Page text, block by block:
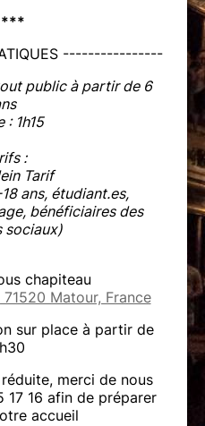
----------------
public à partir de 6
: 1h15
:
Tarif
ans, étudiant.es,
bénéficiaires des
sociaux)
chapiteau
Matour, France
sur place à partir de
merci de nous
16 afin de préparer
accueil